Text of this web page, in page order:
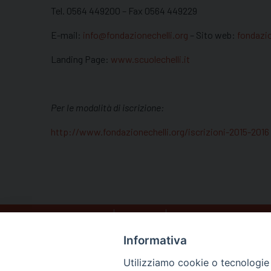
Tel. 0564 449200 – Fax 0564 449229
E-mail: info@fondazionechelli.org – Sito web:
Landing Page: www.scuolechelli.it
Per le modalità di iscrizione:
http://www.fondazionechelli.org/iscrizioni-2015-2016
HOME DIOCESI IL VESCOVO
Informativa
Utilizziamo cookie o